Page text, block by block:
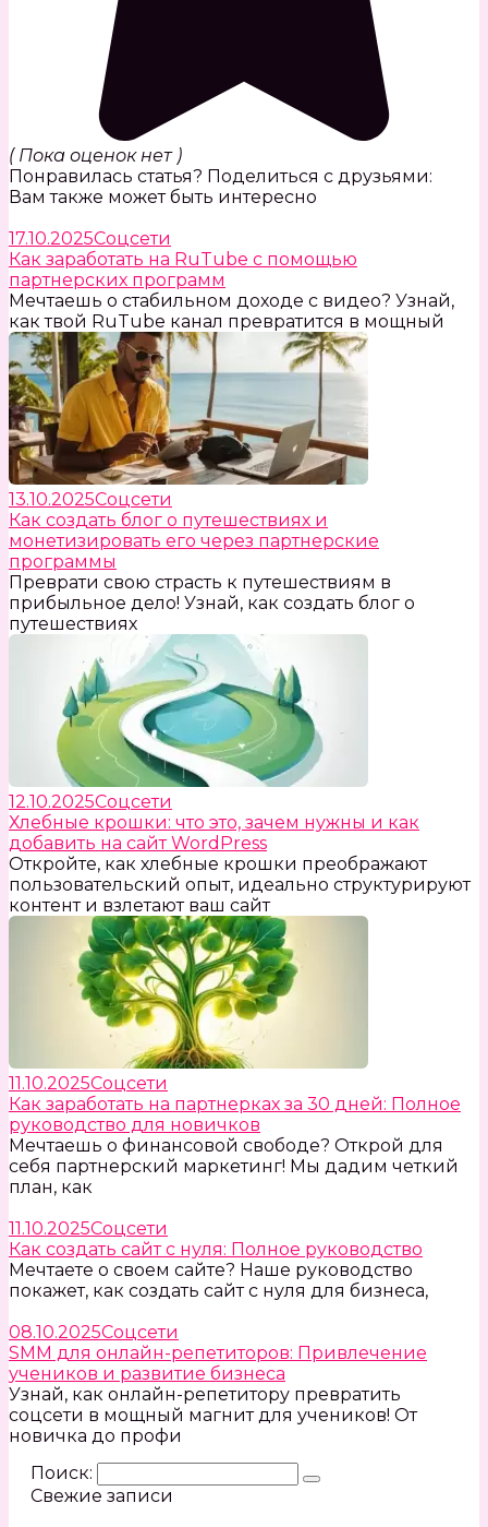
( Пока оценок нет )
Понравилась статья? Поделиться с друзьями:
Вам также может быть интересно
17.10.2025Соцсети
Как заработать на RuTube с помощью
партнерских программ
Мечтаешь о стабильном доходе с видео? Узнай,
как твой RuTube канал превратится в мощный
13.10.2025Соцсети
Как создать блог о путешествиях и
монетизировать его через партнерские
программы
Преврати свою страсть к путешествиям в
прибыльное дело! Узнай, как создать блог о
путешествиях
12.10.2025Соцсети
Хлебные крошки: что это, зачем нужны и как
добавить на сайт WordPress
Откройте, как хлебные крошки преображают
пользовательский опыт, идеально структурируют
контент и взлетают ваш сайт
11.10.2025Соцсети
Как заработать на партнерках за 30 дней: Полное
руководство для новичков
Мечтаешь о финансовой свободе? Открой для
себя партнерский маркетинг! Мы дадим четкий
план, как
11.10.2025Соцсети
Как создать сайт с нуля: Полное руководство
Мечтаете о своем сайте? Наше руководство
покажет, как создать сайт с нуля для бизнеса,
08.10.2025Соцсети
SMM для онлайн-репетиторов: Привлечение
учеников и развитие бизнеса
Узнай, как онлайн-репетитору превратить
соцсети в мощный магнит для учеников! От
новичка до профи
Поиск:
Свежие записи